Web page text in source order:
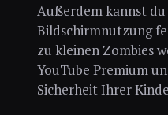
Außerdem kannst
Bildschirmnutzung
zu kleinen Zombies
YouTube Premium
Sicherheit Ihrer